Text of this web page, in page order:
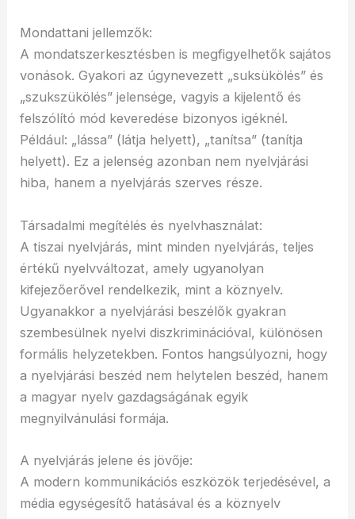
Mondattani jellemzők:
A mondatszerkesztésben is megfigyelhetők sajátos
vonások. Gyakori az úgynevezett „suksükölés” és
„szukszükölés” jelensége, vagyis a kijelentő és
felszólító mód keveredése bizonyos igéknél.
Például: „lássa” (látja helyett), „tanítsa” (tanítja
helyett). Ez a jelenség azonban nem nyelvjárási
hiba, hanem a nyelvjárás szerves része.
Társadalmi megítélés és nyelvhasználat:
A tiszai nyelvjárás, mint minden nyelvjárás, teljes
értékű nyelvváltozat, amely ugyanolyan
kifejezőerővel rendelkezik, mint a köznyelv.
Ugyanakkor a nyelvjárási beszélők gyakran
szembesülnek nyelvi diszkriminációval, különösen
formális helyzetekben. Fontos hangsúlyozni, hogy
a nyelvjárási beszéd nem helytelen beszéd, hanem
a magyar nyelv gazdagságának egyik
megnyilvánulási formája.
A nyelvjárás jelene és jövője:
A modern kommunikációs eszközök terjedésével, a
média egységesítő hatásával és a köznyelv